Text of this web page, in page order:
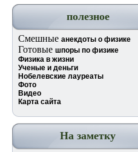
полезное
Смешные анекдоты о физике
Готовые шпоры по физике
Физика в жизни
Ученые и деньги
Нобелевские лауреаты
Фото
Видео
Карта сайта
На заметку